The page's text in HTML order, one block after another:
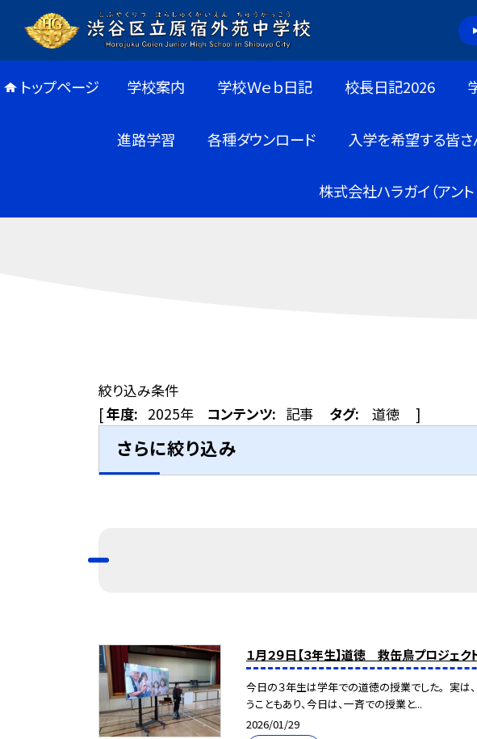
トップページ 学校案内 学校Ｗｅｂ日記 校長日記2026
進路学習 各種ダウンロード 入学を希望する皆
株式会社ハラガイ（アント
絞り込み条件
[年度: 2025年 コンテンツ: 記事 タグ: 道徳 ]
さらに絞り込み
１月２９日【３年生】道徳 救缶鳥プロジェク
今日の３年生は学年での道徳の授業でした。 実
うこともあり、今日は、一斉での授業と...
2026/01/29